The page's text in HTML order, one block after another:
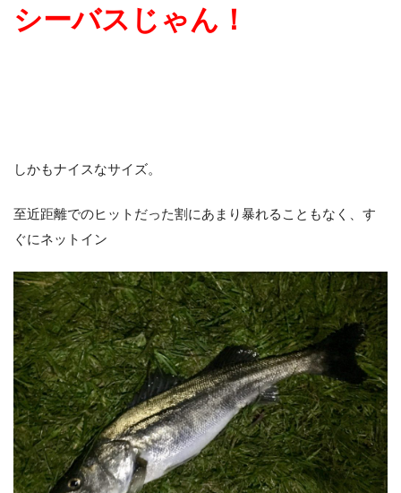
シーバスじゃん！
しかもナイスなサイズ。
至近距離でのヒットだった割にあまり暴れることもなく、す
ぐにネットイン